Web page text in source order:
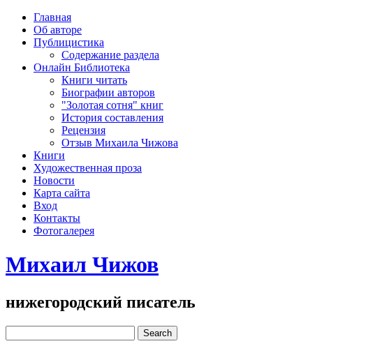
Главная
Об авторе
Публицистика
Содержание раздела
Онлайн Библиотека
Книги читать
Биографии авторов
"Золотая сотня" книг
История составления
Рецензия
Отзыв Михаила Чижова
Книги
Художественная проза
Новости
Карта сайта
Вход
Контакты
Фотогалерея
Михаил Чижов
нижегородский писатель